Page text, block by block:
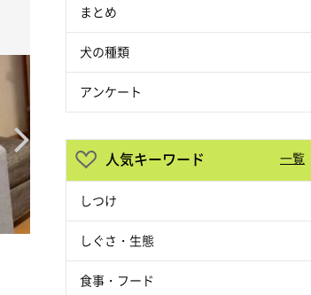
まとめ
犬の種類
アンケート
人気キーワード 一覧
しつけ
しぐさ・生態
食事・フード